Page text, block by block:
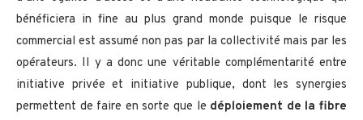
bénéficiera in fine au plus grand monde puisque le risque
commercial est assumé non pas par la collectivité mais par les
opérateurs. Il y a donc une véritable complémentarité entre
initiative privée et initiative publique, dont les synergies
permettent de faire en sorte que le déploiement de la fibre